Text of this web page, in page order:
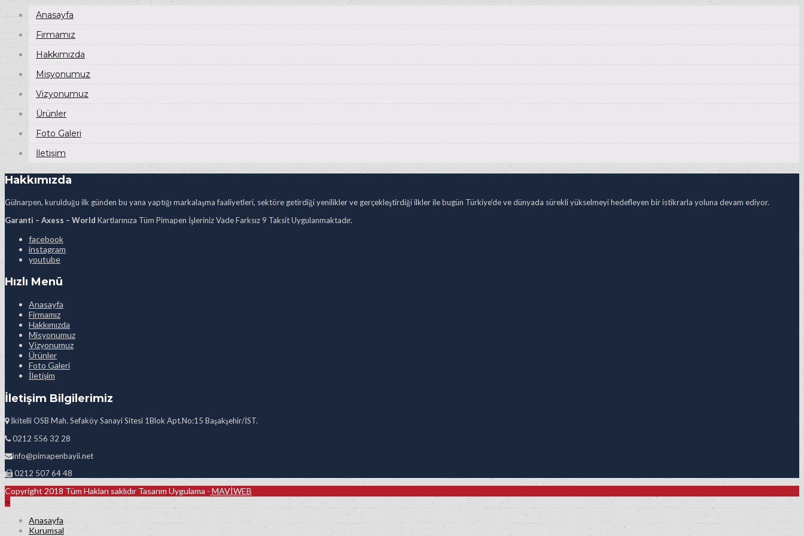
Anasayfa
Firmamız
Hakkımızda
Misyonumuz
Vizyonumuz
Ürünler
Foto Galeri
İletişim
Hakkımızda
Gülnarpen, kurulduğu ilk günden bu yana yaptığı markalaşma faaliyetleri, sektöre getirdiği yenilikler ve gerçekleştirdiği ilkler ile bugün Türkiye’de ve dünyada sürekli yükselmeyi hedefleyen bir istikrarla yoluna devam ediyor.
Garanti – Axess – World Kartlarınıza Tüm Pimapen İşleriniz Vade Farksız 9 Taksit Uygulanmaktadır.
facebook
instagram
youtube
Hızlı Menü
Anasayfa
Firmamız
Hakkımızda
Misyonumuz
Vizyonumuz
Ürünler
Foto Galeri
İletişim
İletişim Bilgilerimiz
İkitelli OSB Mah. Sefaköy Sanayi Sitesi 1Blok Apt.No:15 Başakşehir/İST.
0212 556 32 28
info@pimapenbayii.net
0212 507 64 48
Copyright 2018 Tüm Hakları saklıdır Tasarım Uygulama - MAVİWEB
Anasayfa
Kurumsal